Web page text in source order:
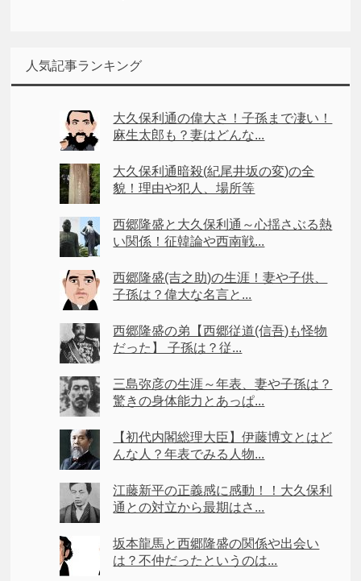
人気記事ランキング
大久保利通の偉大さ！子孫まで凄い！
麻生太郎も？妻はどんな...
大久保利通暗殺(紀尾井坂の変)の全
貌！理由や犯人、場所等
西郷隆盛と大久保利通～心揺さぶる熱
い関係！征韓論や西南戦...
西郷隆盛(吉之助)の生涯！妻や子供、
子孫は？偉大な名言と...
西郷隆盛の弟【西郷従道(信吾)も怪物
だった】 子孫は？従...
三島弥彦の生涯～年表、妻や子孫は？
驚きの身体能力とあっぱ...
【初代内閣総理大臣】伊藤博文とはど
んな人？年表でみる人物...
江藤新平の正義感に感動！！大久保利
通との対立から最期はさ...
坂本龍馬と西郷隆盛の関係や出会い
は？不仲だったというのは...